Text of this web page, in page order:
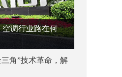
调行业路在何
角”技术革命，解